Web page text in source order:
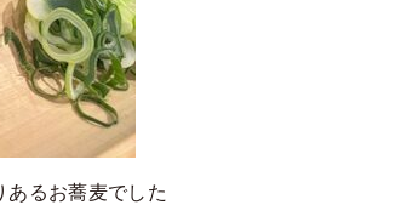
あるお蕎麦でした